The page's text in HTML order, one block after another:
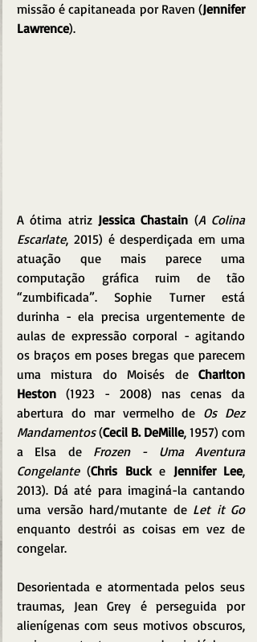
missão é capitaneada por Raven (Jennifer
Lawrence).
A ótima atriz Jessica Chastain (A Colina
Escarlate, 2015) é desperdiçada em uma
atuação que mais parece uma
computação gráfica ruim de tão
“zumbificada”. Sophie Turner está
durinha - ela precisa urgentemente de
aulas de expressão corporal - agitando
os braços em poses bregas que parecem
uma mistura do Moisés de Charlton
Heston (1923 - 2008) nas cenas da
abertura do mar vermelho de Os Dez
Mandamentos (Cecil B. DeMille, 1957) com
a Elsa de Frozen - Uma Aventura
Congelante (Chris Buck e Jennifer Lee,
2013). Dá até para imaginá-la cantando
uma versão hard/mutante de Let it Go
enquanto destrói as coisas em vez de
congelar.
Desorientada e atormentada pelos seus
traumas, Jean Grey é perseguida por
alienígenas com seus motivos obscuros,